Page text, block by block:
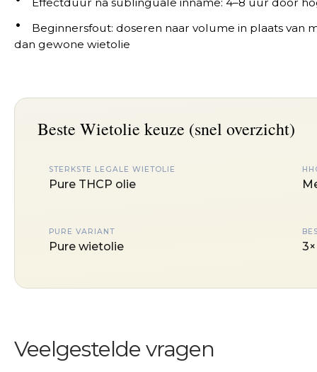
Beginnersfout: doseren naar volume in plaats van
dan gewone wietolie
Beste Wietolie keuze (snel overzicht)
STERKSTE LEGALE WIETOLIE
Pure THCP olie
PURE VARIANT
Pure wietolie
Veelgestelde vragen